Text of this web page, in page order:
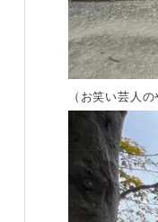
（お笑い芸人